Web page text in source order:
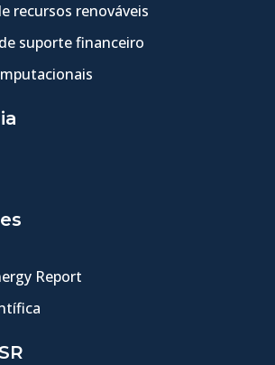
recursos renováveis
suporte financeiro
Report